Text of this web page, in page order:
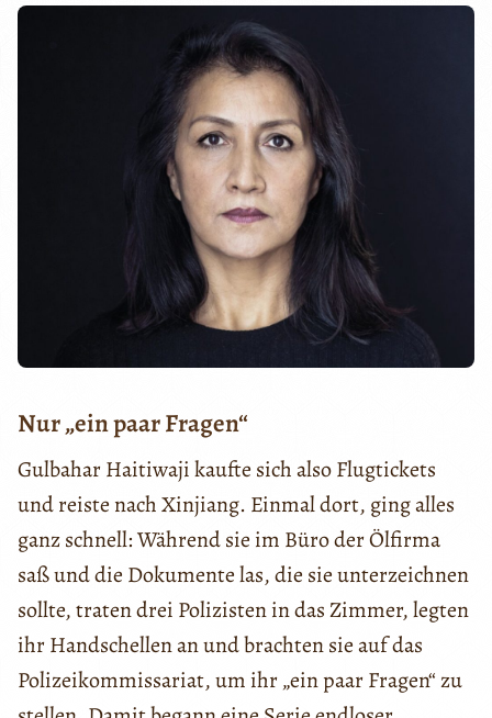
Nur „ein paar Fragen“
Gulbahar Haitiwaji kaufte sich also Flugtickets
und reiste nach Xinjiang. Einmal dort, ging alles
ganz schnell: Während sie im Büro der Ölfirma
saß und die Dokumente las, die sie unterzeichnen
sollte, traten drei Polizisten in das Zimmer, legten
ihr Handschellen an und brachten sie auf das
Polizeikommissariat, um ihr „ein paar Fragen“ zu